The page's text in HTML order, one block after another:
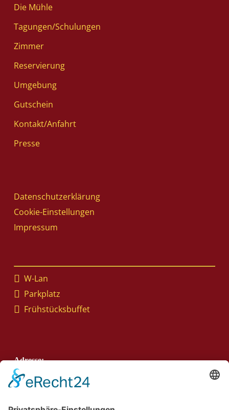
Die Mühle
Tagungen/Schulungen
Zimmer
Reservierung
Umgebung
Gutschein
Kontakt/Anfahrt
Presse
Datenschutzerklärung
Cookie-Einstellungen
Impressum
W-Lan
Parkplatz
Frühstücksbuffet
Adresse:
Landhotel Alte Mühle